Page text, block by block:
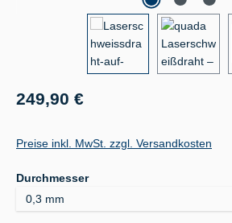
Regulärer Preis:
249,90 €
Preise inkl. MwSt. zzgl. Versandkosten
Durchmesserauswählen